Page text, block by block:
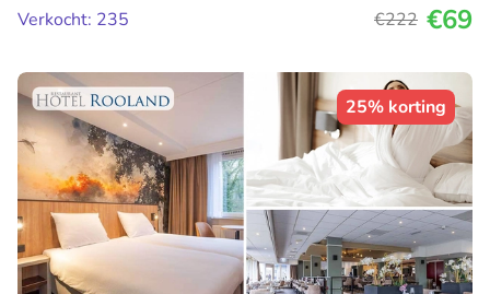
Verkocht: 235
€222 €69
25% korting